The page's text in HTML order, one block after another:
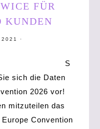
FÜR
KUNDEN
·
S
sich die Daten
2026 vor!
mitzuteilen das
Convention